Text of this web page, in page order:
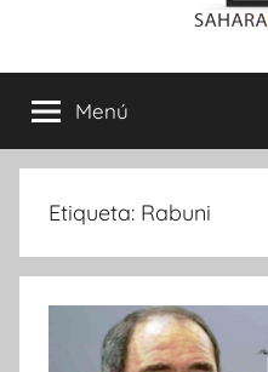
Sahara
Noticias
Menú
Etiqueta: Rabuni